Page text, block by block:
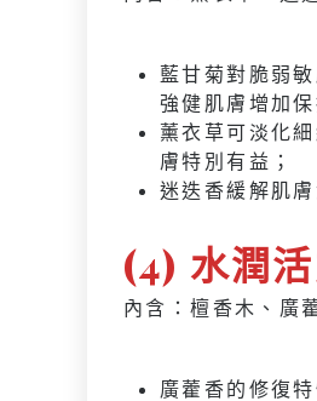
藍甘菊對脆弱
強健肌膚增加保
薰衣草可淡化
膚特別有益；
迷迭香緩解肌
(4) 水潤
內含：檀香木、廣
廣藿香的修復